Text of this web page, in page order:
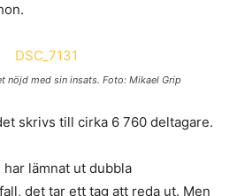
nöjd med sin insats. Foto: Mikael Grip
skrivs till cirka 6 760 deltagare.
lämnat ut dubbla
det tar ett tag att reda ut. Men